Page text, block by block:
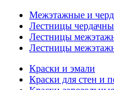
Межэтажные и
Лестницы
Лестницы
Лестницы
Краски и эмали
Краски для стен и